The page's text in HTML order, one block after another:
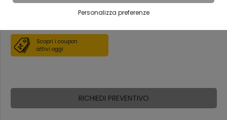
Personalizza preferenze
DISPONIBILE IN 15 GIORNI
Scopri i coupon
attivi oggi
RICHIEDI PREVENTIVO